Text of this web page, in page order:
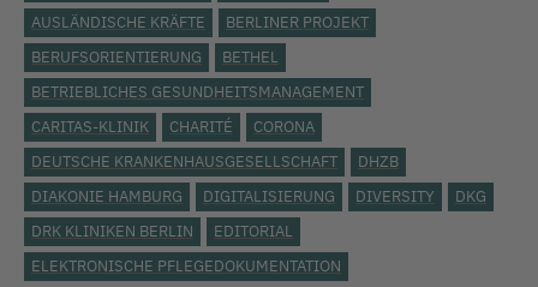
AUSLÄNDISCHE KRÄFTE
BERLINER PROJEKT
BERUFSORIENTIERUNG
BETHEL
BETRIEBLICHES GESUNDHEITSMANAGEMENT
CARITAS-KLINIK
CHARITÉ
CORONA
DEUTSCHE KRANKENHAUSGESELLSCHAFT
DHZB
DIAKONIE HAMBURG
DIGITALISIERUNG DIVERSITY
DKG
DRK KLINIKEN BERLIN
EDITORIAL
ELEKTRONISCHE PFLEGEDOKUMENTATION